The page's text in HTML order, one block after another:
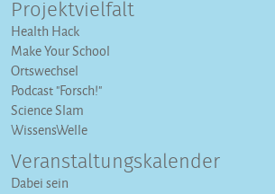
Projektvielfalt
Health Hack
Make Your School
Ortswechsel
Podcast "Forsch!"
Science Slam
WissensWelle
Veranstaltungs­kalender
Dabei sein